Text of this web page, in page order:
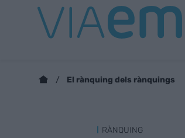
El rànquing dels rànquings
RÀNQUING